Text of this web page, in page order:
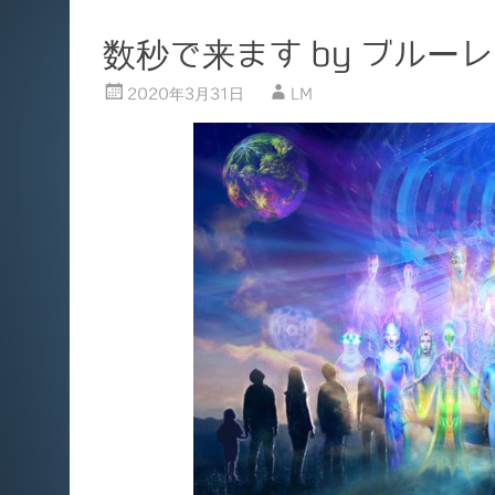
数秒で来ます by ブルー
2020年3月31日 LM